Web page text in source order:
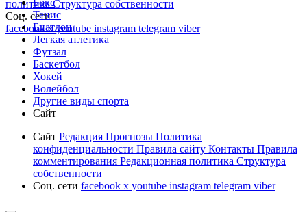
политикаСтруктура собственности
Соц. сети
facebookxyoutube instagram telegram viber
Бокс
Тенис
Биатлон
Легкая атлетика
Футзал
Баскетбол
Хокей
Волейбол
Другие виды спорта
Сайт
Сайт Редакция Прогнозы Политика
конфиденциальности Правила сайту Контакты Правила
комментирования Редакционная политика Структура
собственности
Соц. сети facebook x youtube instagram telegram viber